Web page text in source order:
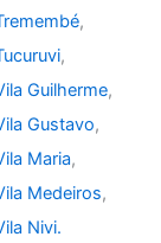
,
,
Guilherme,
Gustavo,
Maria,
Medeiros,
Nivi.